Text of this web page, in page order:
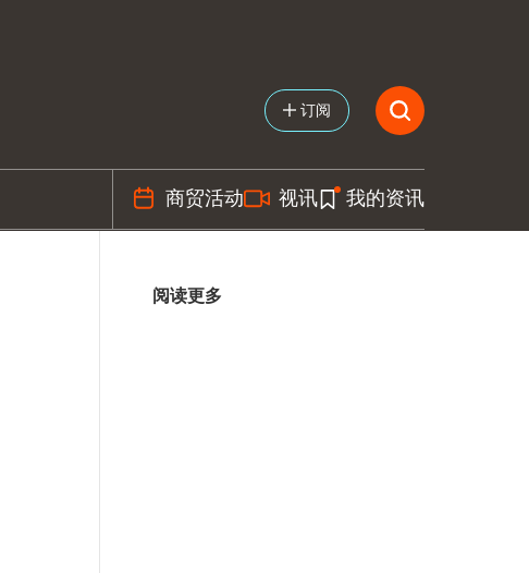
订阅
商贸活动 视讯 我的资讯
阅读更多